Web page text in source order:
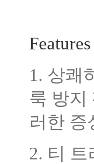
1. 상쾌
룩 방지
러한 증
2. 티